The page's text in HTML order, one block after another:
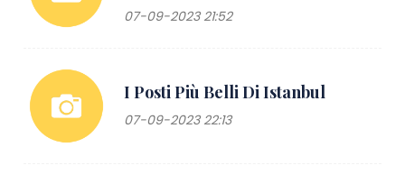
07-09-2023 21:52
I Posti Più Belli Di Istanbul
07-09-2023 22:13